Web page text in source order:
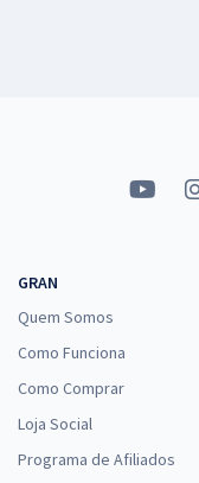
GRAN
Quem Somos
Como Funciona
Como Comprar
Loja Social
Programa de Afiliados